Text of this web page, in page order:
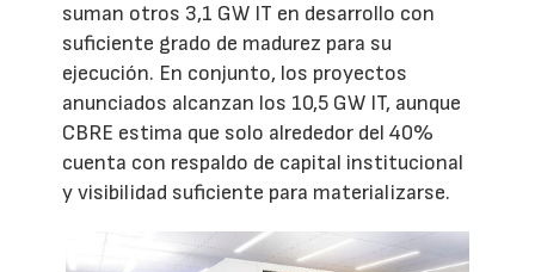
suman otros 3,1 GW IT en desarrollo con
suficiente grado de madurez para su
ejecución. En conjunto, los proyectos
anunciados alcanzan los 10,5 GW IT, aunque
CBRE estima que solo alrededor del 40%
cuenta con respaldo de capital institucional
y visibilidad suficiente para materializarse.